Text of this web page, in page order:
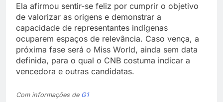
Ela afirmou sentir-se feliz por cumprir o objetivo
de valorizar as origens e demonstrar a
capacidade de representantes indígenas
ocuparem espaços de relevância. Caso vença, a
próxima fase será o Miss World, ainda sem data
definida, para o qual o CNB costuma indicar a
vencedora e outras candidatas.
Com informações de G1